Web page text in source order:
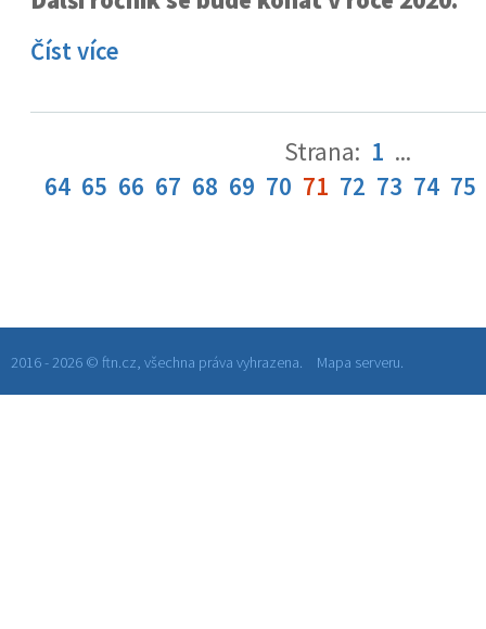
Číst více
Strana: 1 ...
64 65 66 67 68 69 70 71 72 73 74 75
2016 - 2026 © ftn.cz, všechna práva vyhrazena. Mapa serveru.